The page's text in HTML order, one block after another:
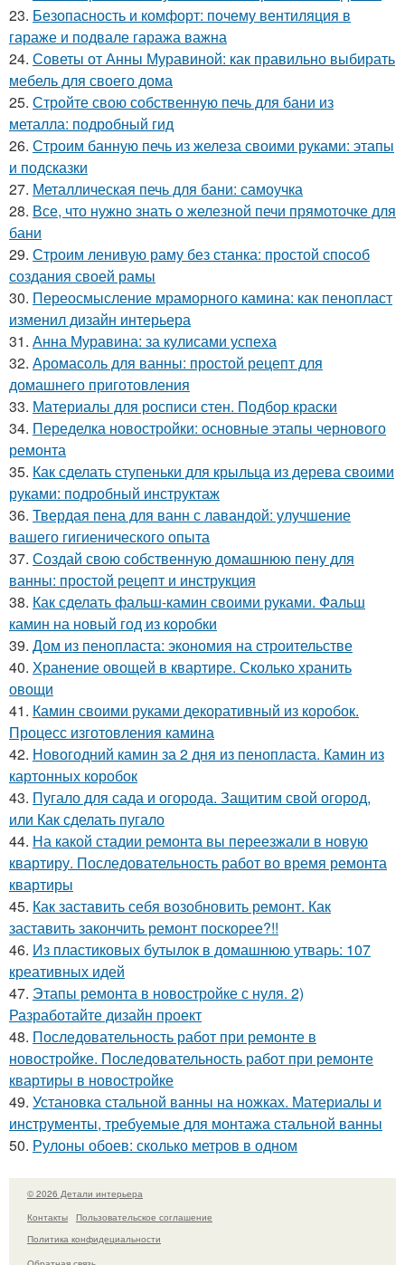
23. Безопасность и комфорт: почему вентиляция в
гараже и подвале гаража важна
24. Советы от Анны Муравиной: как правильно выбирать
мебель для своего дома
25. Стройте свою собственную печь для бани из
металла: подробный гид
26. Строим банную печь из железа своими руками: этапы
и подсказки
27. Металлическая печь для бани: самоучка
28. Все, что нужно знать о железной печи прямоточке для
бани
29. Строим ленивую раму без станка: простой способ
создания своей рамы
30. Переосмысление мраморного камина: как пенопласт
изменил дизайн интерьера
31. Анна Муравина: за кулисами успеха
32. Аромасоль для ванны: простой рецепт для
домашнего приготовления
33. Материалы для росписи стен. Подбор краски
34. Переделка новостройки: основные этапы чернового
ремонта
35. Как сделать ступеньки для крыльца из дерева своими
руками: подробный инструктаж
36. Твердая пена для ванн с лавандой: улучшение
вашего гигиенического опыта
37. Создай свою собственную домашнюю пену для
ванны: простой рецепт и инструкция
38. Как сделать фальш-камин своими руками. Фальш
камин на новый год из коробки
39. Дом из пенопласта: экономия на строительстве
40. Хранение овощей в квартире. Сколько хранить
овощи
41. Камин своими руками декоративный из коробок.
Процесс изготовления камина
42. Новогодний камин за 2 дня из пенопласта. Камин из
картонных коробок
43. Пугало для сада и огорода. Защитим свой огород,
или Как сделать пугало
44. На какой стадии ремонта вы переезжали в новую
квартиру. Последовательность работ во время ремонта
квартиры
45. Как заставить себя возобновить ремонт. Как
заставить закончить ремонт поскорее?!!
46. Из пластиковых бутылок в домашнюю утварь: 107
креативных идей
47. Этапы ремонта в новостройке с нуля. 2)
Разработайте дизайн проект
48. Последовательность работ при ремонте в
новостройке. Последовательность работ при ремонте
квартиры в новостройке
49. Установка стальной ванны на ножках. Материалы и
инструменты, требуемые для монтажа стальной ванны
50. Рулоны обоев: сколько метров в одном
© 2026 Детали интерьера
Контакты
Пользовательское соглашение
Политика конфидециальности